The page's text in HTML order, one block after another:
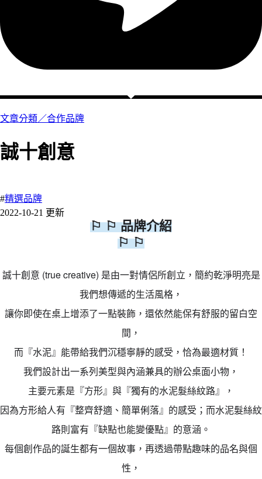
文章分類／合作品牌
誠十創意
#精選品牌
2022-10-21 更新
⚐ ⚐品牌介紹
⚐ ⚐
誠十創意 (true creative) 是由一對情侶所創立，簡約乾淨明亮是
我們想傳遞的生活風格，
讓你即使在桌上增添了一點裝飾，還依然能保有舒服的留白空
間，
而『水泥』能帶給我們沉穩寧靜的感受，恰為最適材質！
我們設計出一系列美型與內涵兼具的辦公桌面小物，
主要元素是『方形』與『獨有的水泥髮絲紋路』，
因為方形給人有『整齊舒適、簡單俐落』的感受；而水泥髮絲紋
路則富有『缺點也能變優點』的意涵。
每個創作品的誕生都有一個故事，再透過帶點趣味的品名與個
性，